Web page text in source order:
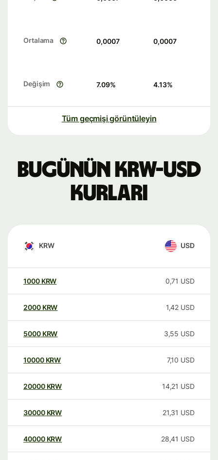
Ortalama 0,0007 0,0007
Değişim 7.09% 4.13%
Tüm geçmişi görüntüleyin
Bugünün KRW-USD
kurları
KRW USD
1000 KRW 0,71 USD
2000 KRW 1,42 USD
5000 KRW 3,55 USD
10000 KRW 7,10 USD
20000 KRW 14,21 USD
30000 KRW 21,31 USD
40000 KRW 28,41 USD